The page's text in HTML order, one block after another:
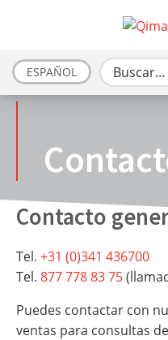
ESPAÑOL
Contacto
Tel. +31 (0)341 436700
Tel. 877 778 83 75
Puedes contactar con
ventas para consultas